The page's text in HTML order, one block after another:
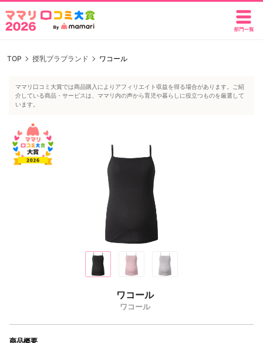
TOP 授乳ブラブランド ワコール
ママリ口コミ大賞では商品購入によりアフィリエイト収益を得る場合があります。ご紹
介している商品・サービスは、ママリ内の声から育児や暮らしに役立つものを厳選して
います。
ワコール
ワコール
商品概要